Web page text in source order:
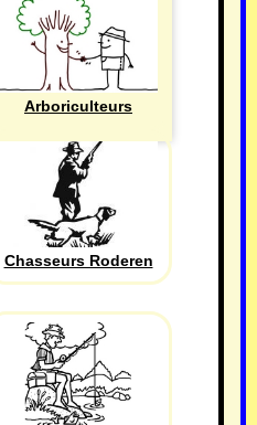
Arboriculteurs
Chasseurs Roderen